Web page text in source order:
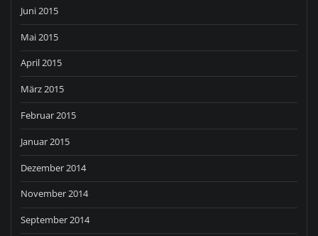
Juni 2015
Mai 2015
April 2015
März 2015
Februar 2015
Januar 2015
Dezember 2014
November 2014
September 2014